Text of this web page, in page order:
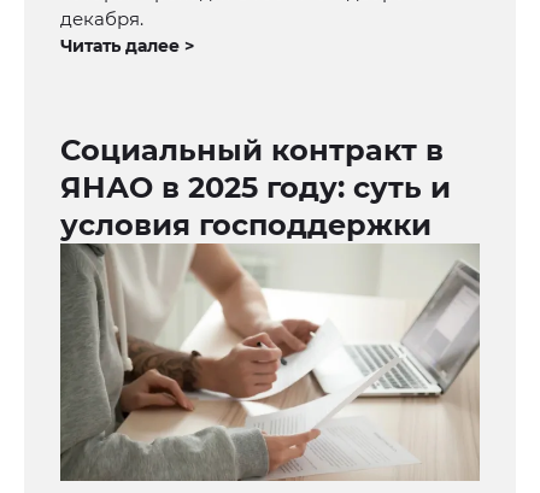
декабря.
Читать далее >
Социальный контракт в
ЯНАО в 2025 году: суть и
условия господдержки